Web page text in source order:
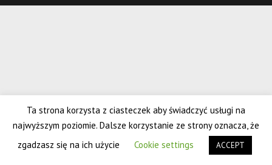
Ta strona korzysta z ciasteczek aby świadczyć usługi na
najwyższym poziomie. Dalsze korzystanie ze strony oznacza, że
zgadzasz się na ich użycie
Cookie settings ACCEPT